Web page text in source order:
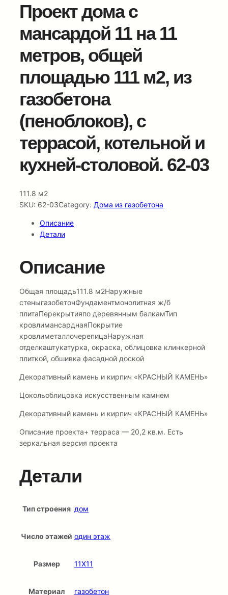
Проект дома с
мансардой 11 на 11
метров, общей
площадью 111 м2, из
газобетона
(пеноблоков), c
террасой, котельной и
кухней-столовой. 62-03
111.8 м2
SKU: 62-03Category: Дома из газобетона
Описание
Детали
Описание
Общая площадь111.8 м2Наружные
стеныгазобетонФундаментмонолитная ж/б
плитаПерекрытияпо деревянным балкамТип
кровлимансарднаяПокрытие
кровлиметаллочерепицаНаружная
отделкаштукатурка, окраска, облицовка клинкерной
плиткой, обшивка фасадной доской
Декоративный камень и кирпич «КРАСНЫЙ КАМЕНЬ»
Цокольоблицовка искусственным камнем
Декоративный камень и кирпич «КРАСНЫЙ КАМЕНЬ»
Описание проекта+ терраса — 20,2 кв.м. Есть
зеркальная версия проекта
Детали
Тип строения дом
Число этажей один этаж
Размер 11Х11
Материал газобетон